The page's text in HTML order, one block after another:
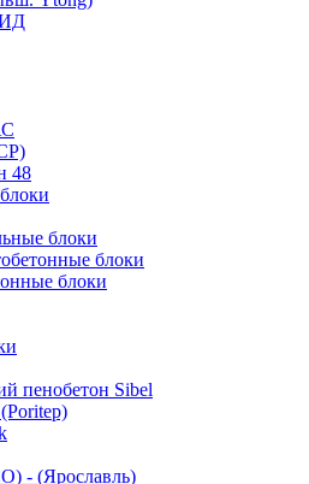
48
блоки
блоки
блоки
пенобетон Sibel
- (Ярославль)